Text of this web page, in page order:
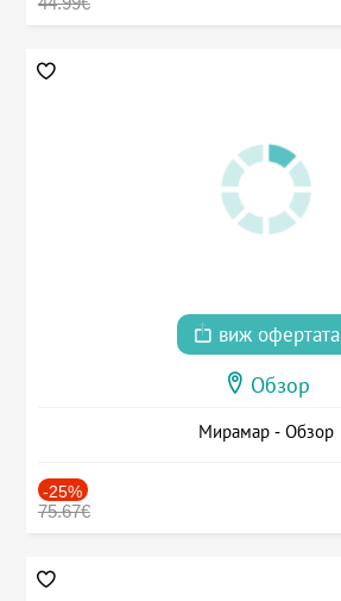
виж офертата
Обзор
Мирамар - Обзор
-25%
75.67€